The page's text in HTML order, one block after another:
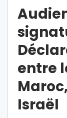
entre
Israël